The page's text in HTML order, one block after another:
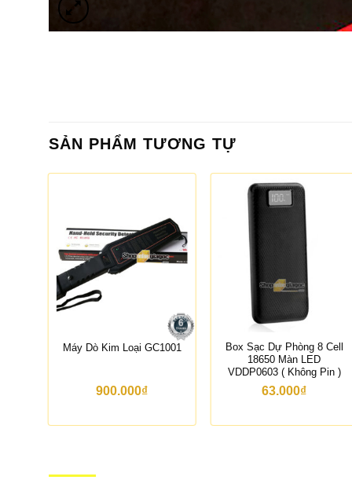
SẢN PHẨM TƯƠNG TỰ
Máy Dò Kim Loại GC1001
900.000₫
Box Sạc Dự Phòng 8 Cell
18650 Màn LED
VDDP0603 ( Không Pin )
63.000₫